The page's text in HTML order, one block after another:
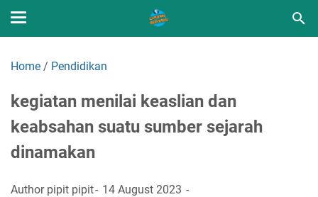
Home / Pendidikan
kegiatan menilai keaslian dan
keabsahan suatu sumber sejarah
dinamakan
Author pipit pipit 14 August 2023